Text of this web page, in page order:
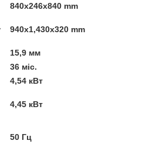
840x246x840 mm
940x1,430x320 mm
15,9 мм
36 міс.
4,54 кВт
4,45 кВт
50 Гц